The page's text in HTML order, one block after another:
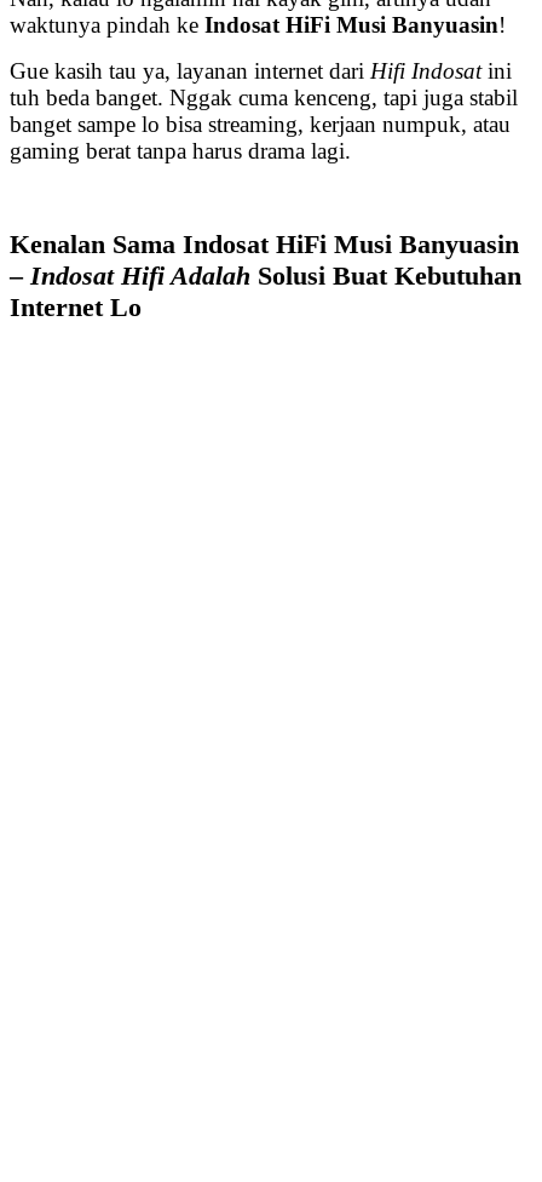
waktunya pindah ke Indosat HiFi Musi Banyuasin!
Gue kasih tau ya, layanan internet dari Hifi Indosatini
tuh beda banget. Nggak cuma kenceng, tapi juga stabil
banget sampe lo bisa streaming, kerjaan numpuk, atau
gaming berat tanpa harus drama lagi.
Kenalan Sama Indosat HiFi Musi Banyuasin
– Indosat Hifi Adalah Solusi Buat Kebutuhan
Internet Lo